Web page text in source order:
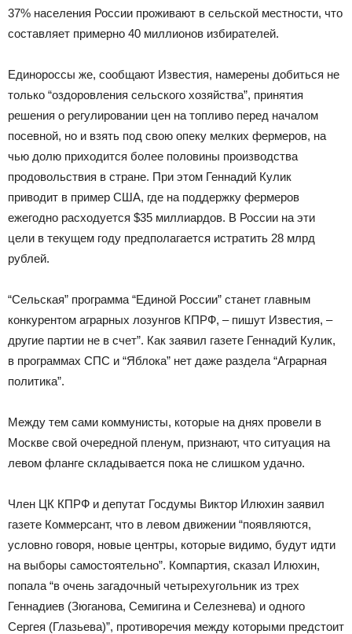
37% населения России проживают в сельской местности, что
составляет примерно 40 миллионов избирателей.
Единороссы же, сообщают Известия, намерены добиться не
только “оздоровления сельского хозяйства”, принятия
решения о регулировании цен на топливо перед началом
посевной, но и взять под свою опеку мелких фермеров, на
чью долю приходится более половины производства
продовольствия в стране. При этом Геннадий Кулик
приводит в пример США, где на поддержку фермеров
ежегодно расходуется $35 миллиардов. В России на эти
цели в текущем году предполагается истратить 28 млрд
рублей.
“Сельская” программа “Единой России” станет главным
конкурентом аграрных лозунгов КПРФ, – пишут Известия, –
другие партии не в счет”. Как заявил газете Геннадий Кулик,
в программах СПС и “Яблока” нет даже раздела “Аграрная
политика”.
Между тем сами коммунисты, которые на днях провели в
Москве свой очередной пленум, признают, что ситуация на
левом фланге складывается пока не слишком удачно.
Член ЦК КПРФ и депутат Госдумы Виктор Илюхин заявил
газете Коммерсант, что в левом движении “появляются,
условно говоря, новые центры, которые видимо, будут идти
на выборы самостоятельно”. Компартия, сказал Илюхин,
попала “в очень загадочный четырехугольник из трех
Геннадиев (Зюганова, Семигина и Селезнева) и одного
Сергея (Глазьева)”, противоречия между которыми предстоит